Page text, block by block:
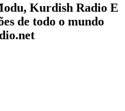
Kurdish Radio E
de todo o mundo